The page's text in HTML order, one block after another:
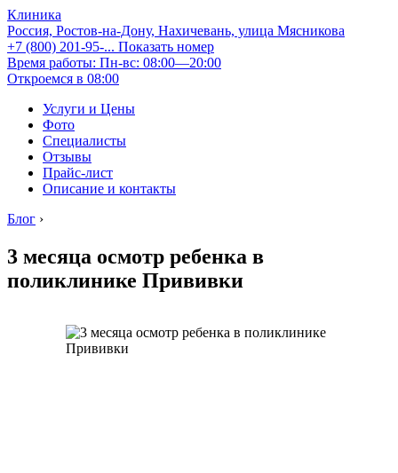
Клиника
Россия, Ростов-на-Дону, Нахичевань, улица Мясникова
+7 (800) 201-95-... Показать номер
Время работы: Пн-вс: 08:00—20:00
Откроемся в 08:00
Услуги и Цены
Фото
Специалисты
Отзывы
Прайс-лист
Описание и контакты
Блог ›
3 месяца осмотр ребенка в
поликлинике Прививки